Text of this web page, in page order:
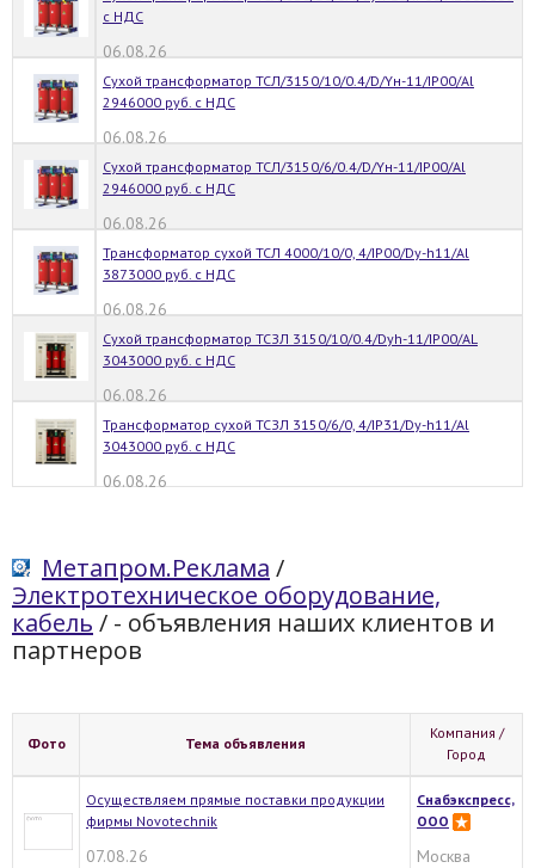
с НДС
06.08.26
Сухой трансформатор ТСЛ/3150/10/0.4/D/Yн-11/IP00/Al
2946000 руб. с НДС
06.08.26
Сухой трансформатор ТСЛ/3150/6/0.4/D/Yн-11/IP00/Al
2946000 руб. с НДС
06.08.26
Трансформатор сухой ТСЛ 4000/10/0, 4/IP00/Dy-h11/Al
3873000 руб. с НДС
06.08.26
Сухой трансформатор ТСЗЛ 3150/10/0.4/Dyh-11/IP00/AL
3043000 руб. с НДС
06.08.26
Трансформатор сухой ТСЗЛ 3150/6/0, 4/IP31/Dy-h11/Al
3043000 руб. с НДС
06.08.26
Метапром.Реклама /
Электротехническое оборудование,
кабель / - объявления наших клиентов и
партнеров
Фото Тема объявления
Компания /
Город
Осуществляем прямые поставки продукции
фирмы Novotechnik
07.08.26
Снабэкспресс,
ООО
Москва